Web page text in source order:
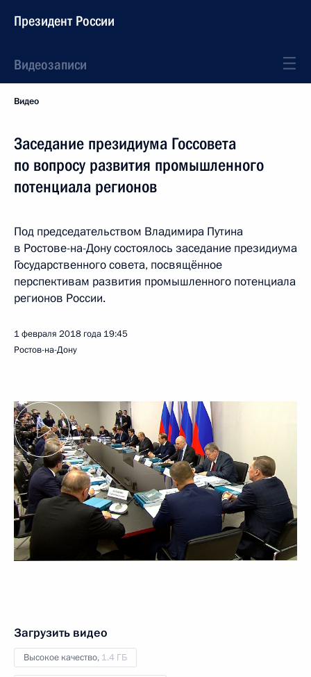
Президент России
Видеозаписи
Видео
Заседание президиума Госсовета
по вопросу развития промышленного
потенциала регионов
Под председательством Владимира Путина
в Ростове-на-Дону состоялось заседание президиума
Государственного совета, посвящённое
перспективам развития промышленного потенциала
регионов России.
1 февраля 2018 года 19:45
Ростов-на-Дону
Загрузить видео
Высокое качество, 1.4 ГБ